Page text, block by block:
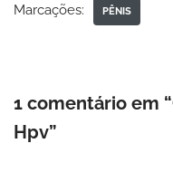
Marcações: PÊNIS
1 comentário em
Hpv”